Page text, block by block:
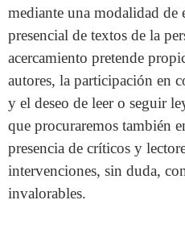
mediante una modalidad
presencial de textos de la
acercamiento pretende
autores, la participación en
y el deseo de leer o seguir
que procuraremos también
presencia de críticos y
intervenciones, sin duda,
invalorables.